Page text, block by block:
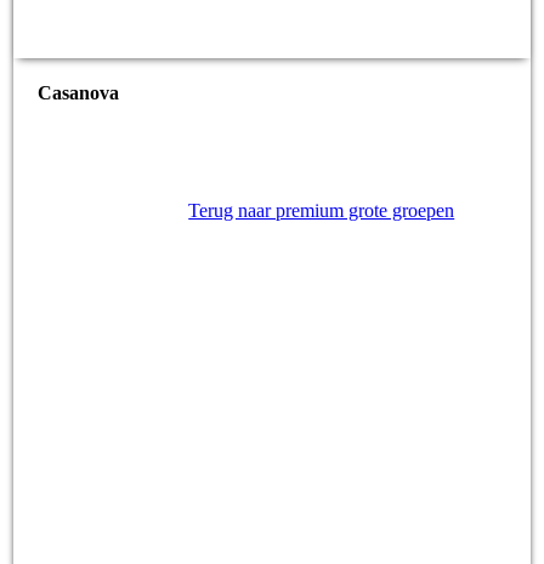
Casanova
Terug naar premium grote groepen